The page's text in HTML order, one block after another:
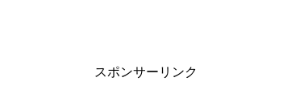
スポンサーリンク